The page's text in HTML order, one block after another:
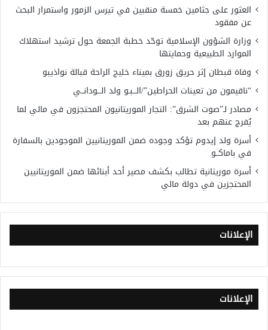
العثور على جثامين خمسة منقبين في تيرس الزمور واستمرار البحث
عن مفقود
وزارة الشؤون الإسلامية توحّد خطبة الجمعة حول ترشيد استهلاك
الموارد الطبيعية وحمايتها
وفاة قبطان إثر حريق زورق بميناء خليج الراحة قبالة نواذيبو
“ناقيمون من تعينات الحراطين”/الـــبـو ولد الـــودانــي
مصادر لـ”صوت الشرق”: التجار الموريتانيون المحتجزون في مالي لما
يُفرج عنهم بعد
أسرة ولد إيدوم تؤكد وجوده ضمن الموريتانيين الموجودين بالسفارة
في باماكــو
أسرة موريتانية تطالب بكشف مصير أحد أبنائها ضمن الموريتانيين
المحتجزين في دولة مالي
الإعلانات
الإعلانات